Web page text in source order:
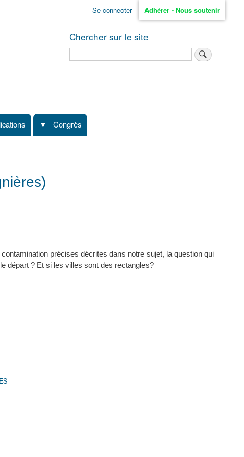
Se connecter Adhérer - Nous soutenir
Chercher sur le site
Congrès
précises décrites dans notre sujet, la question qui
départ ? Et si les villes sont des rectangles?